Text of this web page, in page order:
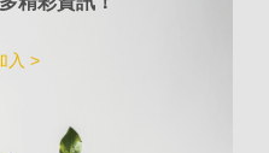
入 >